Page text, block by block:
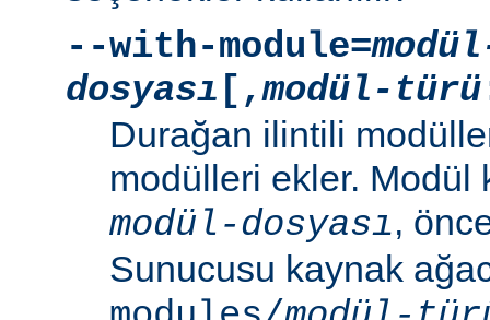
--with-module=
dosyası [,modül-türü
Durağan ilintili
modülleri ekler. Modül
modül-dosyası,
Sunucusu kaynak